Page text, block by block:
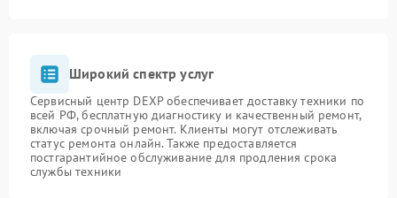
Широкий спектр услуг
Сервисный центр DEXP обеспечивает доставку техники по
всей РФ, бесплатную диагностику и качественный ремонт,
включая срочный ремонт. Клиенты могут отслеживать
статус ремонта онлайн. Также предоставляется
постгарантийное обслуживание для продления срока
службы техники